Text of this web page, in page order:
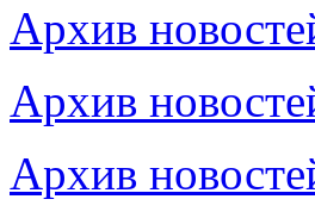
Архив
Архив
Архив